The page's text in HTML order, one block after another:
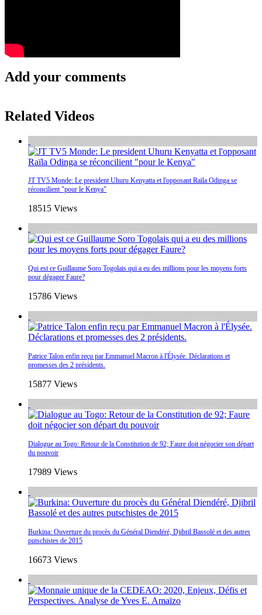
Add your comments
Related Videos
JT TV5 Monde: Le president Uhuru Kenyatta et l'opposant Raïla Odinga se
réconcilient "pour le Kenya"
18515 Views
Qui est ce Guillaume Soro Togolais qui a eu des millions pour les moyens forts
pour dégager Faure?
15786 Views
Patrice Talon enfin reçu par Emmanuel Macron à l'Élysée. Déclarations et
promesses des 2 présidents.
15877 Views
Dialogue au Togo: Retour de la Constitution de 92; Faure doit négocier son départ
du pouvoir
17989 Views
Burkina: Ouverture du procès du Général Diendéré, Djibril Bassolé et des autres
putschistes de 2015
16673 Views